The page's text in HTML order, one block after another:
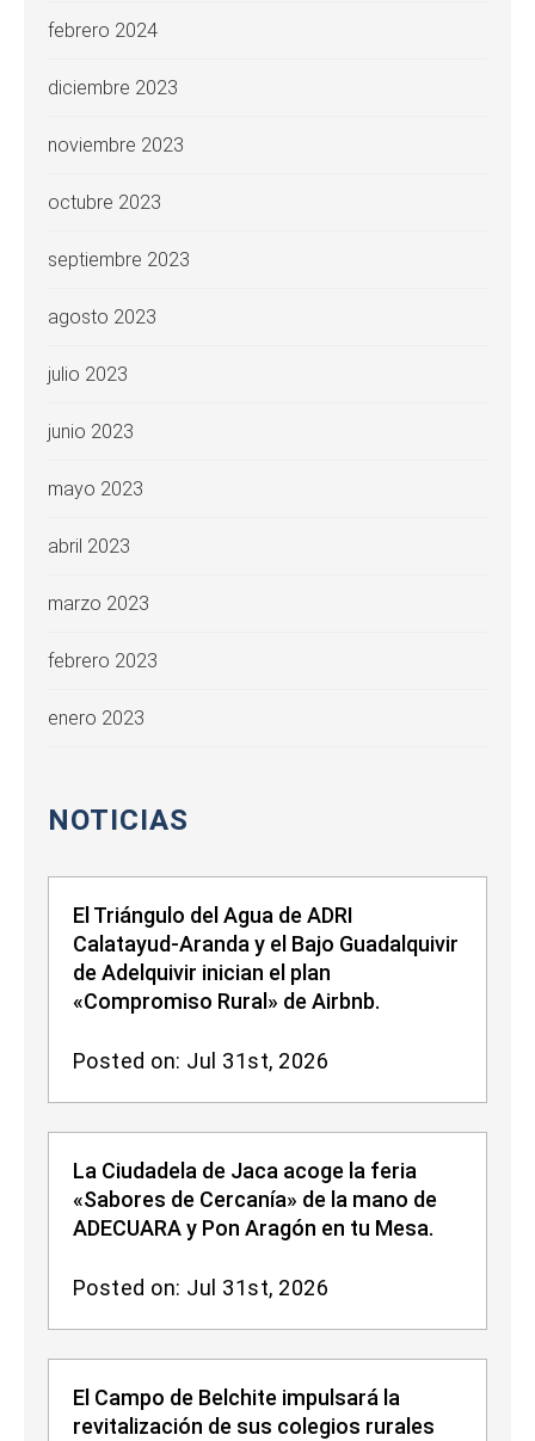
febrero 2024
diciembre 2023
noviembre 2023
octubre 2023
septiembre 2023
agosto 2023
julio 2023
junio 2023
mayo 2023
abril 2023
marzo 2023
febrero 2023
enero 2023
NOTICIAS
El Triángulo del Agua de ADRI
Calatayud-Aranda y el Bajo Guadalquivir
de Adelquivir inician el plan
«Compromiso Rural» de Airbnb.
Posted on: Jul 31st, 2026
La Ciudadela de Jaca acoge la feria
«Sabores de Cercanía» de la mano de
ADECUARA y Pon Aragón en tu Mesa.
Posted on: Jul 31st, 2026
El Campo de Belchite impulsará la
revitalización de sus colegios rurales